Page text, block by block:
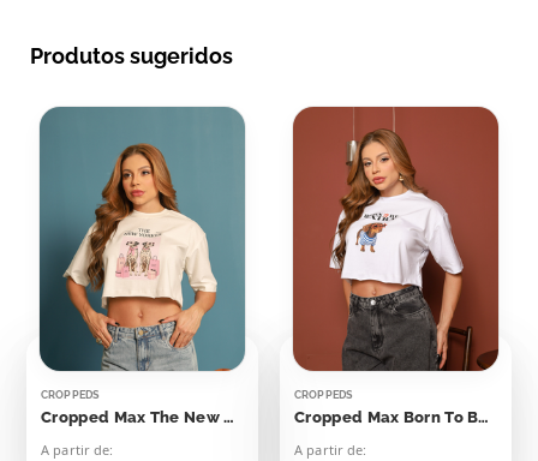
Produtos sugeridos
CROPPEDS
Cropped Max The New Yorker Dálmatas
A partir de:
CROPPEDS
Cropped Max Born To Be Extra
A partir de: